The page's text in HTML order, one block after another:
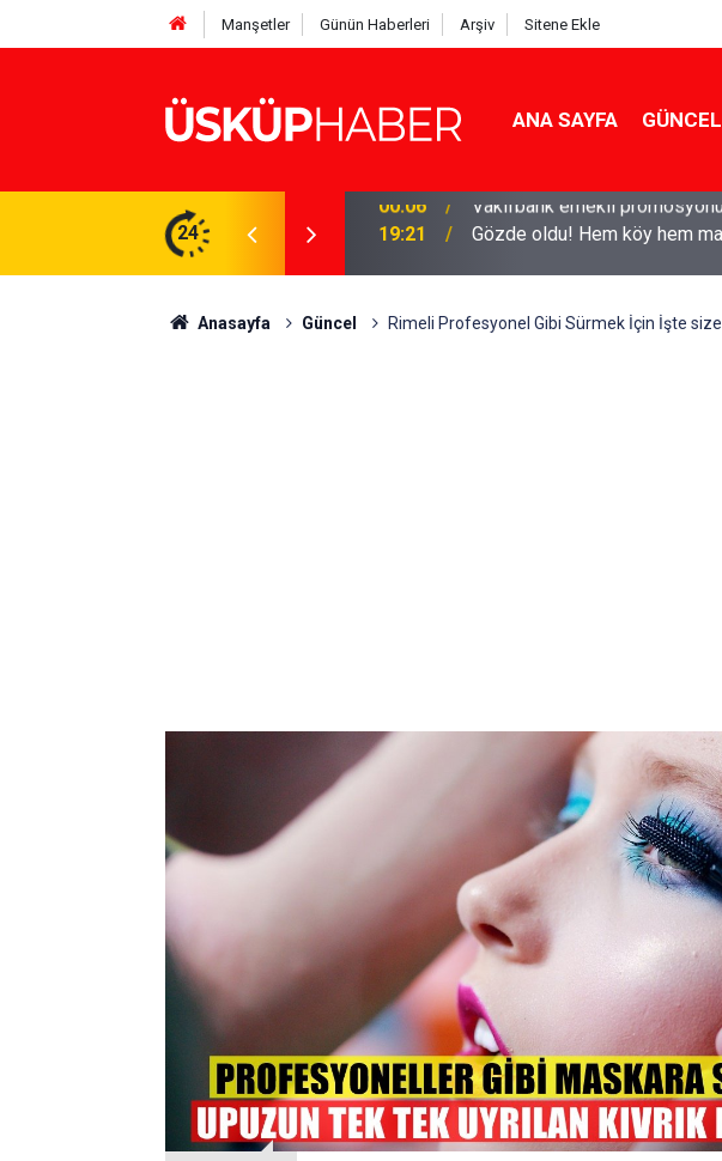
Manşetler Günün Haberleri Arşiv Sitene Ekle
ANA SAYFA GÜNCEL
24 19:21 Gözde oldu! Hem köy hem
Anasayfa Güncel Rimeli Profesyonel Gibi Sürmek İçin İşte